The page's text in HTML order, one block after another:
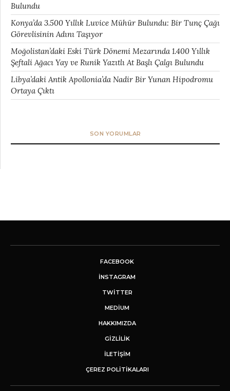
Bulundu
Konya’da 3.500 Yıllık Luvice Mühür Bulundu: Bir Tunç Çağı
Görevlisinin Adını Taşıyor
Moğolistan’daki Eski Türk Dönemi Mezarında 1.400 Yıllık
Şeftali Ağacı Yay ve Runik Yazıtlı At Başlı Çalgı Bulundu
Libya’daki Antik Apollonia’da Nadir Bir Yunan Hipodromu
Ortaya Çıktı
SON YORUMLAR
FACEBOOK
INSTAGRAM
TWITTER
MEDIUM
HAKKIMIZDA
GİZLİLİK
İLETIŞIM
ÇEREZ POLITIKALARI